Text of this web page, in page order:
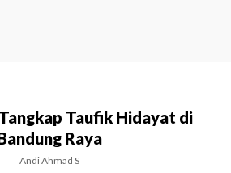
Taufik Hidayat di
Raya
Andi Ahmad S